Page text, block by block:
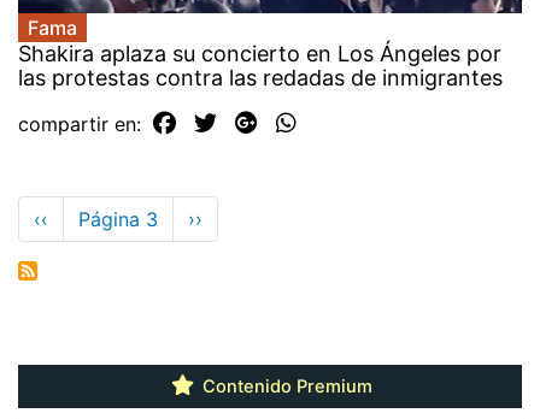
Fama
Shakira aplaza su concierto en Los Ángeles por
las protestas contra las redadas de inmigrantes
compartir en:
Paginación
Página
anterior
‹‹ Página 3
Siguiente
página
››
Contenido Premium